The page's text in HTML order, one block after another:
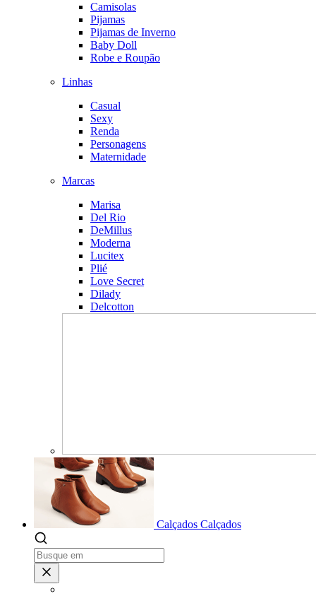
Camisolas
Pijamas
Pijamas de Inverno
Baby Doll
Robe e Roupão
Linhas
Casual
Sexy
Renda
Personagens
Maternidade
Marcas
Marisa
Del Rio
DeMillus
Moderna
Lucitex
Plié
Love Secret
Dilady
Delcotton
Calçados Calçados